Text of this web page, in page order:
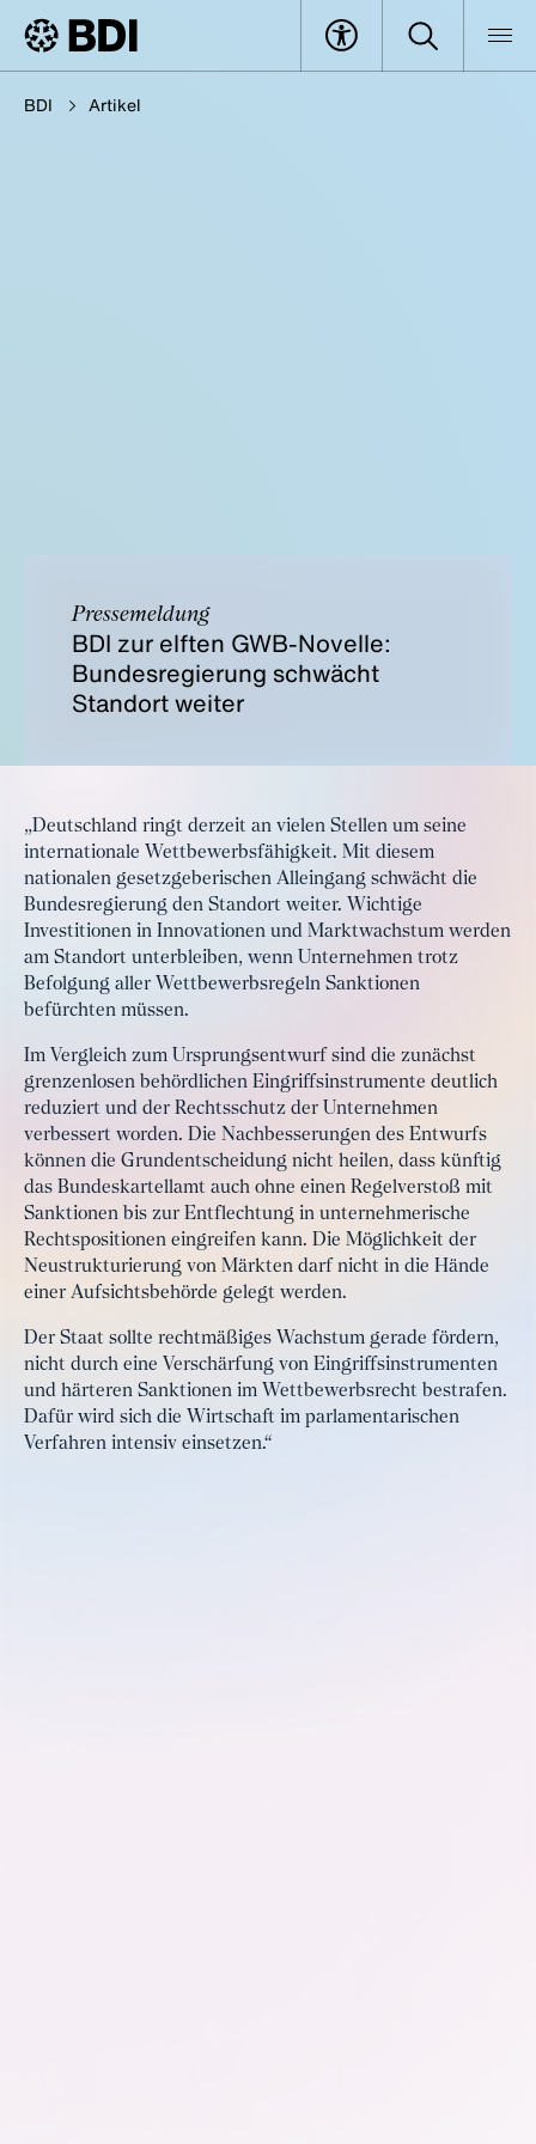
BDI Artikel
Pressemeldung
BDI zur elften GWB-Novelle:
Bundesregierung schwächt
Standort weiter
„Deutschland ringt derzeit an vielen Stellen um seine
internationale Wettbewerbsfähigkeit. Mit diesem
nationalen gesetzgeberischen Alleingang schwächt die
Bundesregierung den Standort weiter. Wichtige
Investitionen in Innovationen und Marktwachstum werden
am Standort unterbleiben, wenn Unternehmen trotz
Befolgung aller Wettbewerbsregeln Sanktionen
befürchten müssen.
Im Vergleich zum Ursprungsentwurf sind die zunächst
grenzenlosen behördlichen Eingriffsinstrumente deutlich
reduziert und der Rechtsschutz der Unternehmen
verbessert worden. Die Nachbesserungen des Entwurfs
können die Grundentscheidung nicht heilen, dass künftig
das Bundeskartellamt auch ohne einen Regelverstoß mit
Sanktionen bis zur Entflechtung in unternehmerische
Rechtspositionen eingreifen kann. Die Möglichkeit der
Neustrukturierung von Märkten darf nicht in die Hände
einer Aufsichtsbehörde gelegt werden.
Der Staat sollte rechtmäßiges Wachstum gerade fördern,
nicht durch eine Verschärfung von Eingriffsinstrumenten
und härteren Sanktionen im Wettbewerbsrecht bestrafen.
Dafür wird sich die Wirtschaft im parlamentarischen
Verfahren intensiv einsetzen.“